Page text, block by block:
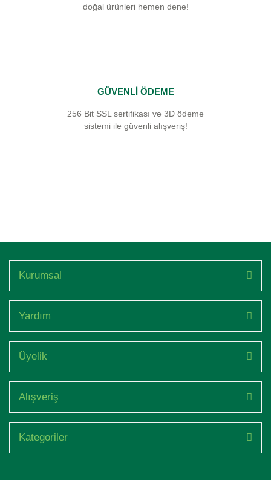
doğal ürünleri hemen dene!
GÜVENLİ ÖDEME
256 Bit SSL sertifikası ve 3D ödeme
sistemi ile güvenli alışveriş!
Kurumsal
Yardım
Üyelik
Alışveriş
Kategoriler